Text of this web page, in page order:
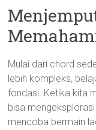
Mulai dari chord
lebih kompleks,
fondasi. Ketika kita
bisa
mencoba bermain